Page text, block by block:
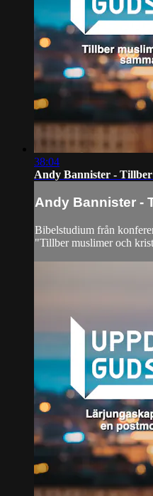
38:04
Andy Bannister -
Andy Bannister -
Bibelstudium från
"Tillber muslimer och